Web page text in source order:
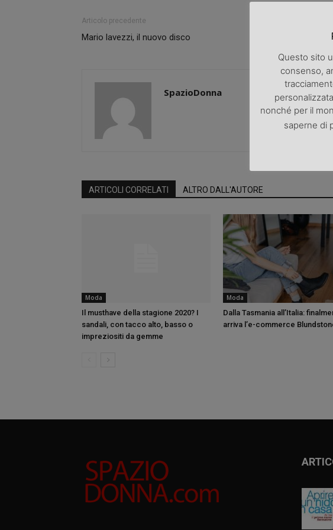
Articolo precedente
Mario lavezzi, il nuovo disco
SpazioDonna
ARTICOLI CORRELATI ALTRO DALL'AUTORE
Moda
Il musthave della stagione 2020? I
sandali, con tacco alto, basso o
impreziositi da gemme
Moda
Dalla Tasmania all’Italia:
arriva l’e-commerce
Questo sito
consenso,
nonché per il
saperne di